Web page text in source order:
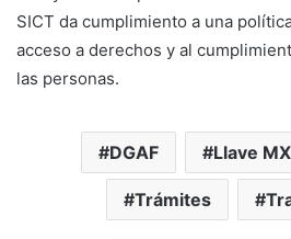
SICT da cumplimiento a una
acceso a derechos y al
las personas.
DGAF Llave MX
Trámites